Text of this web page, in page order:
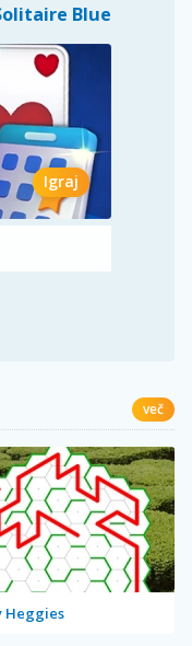
Blue
Igraj
več
Heggies